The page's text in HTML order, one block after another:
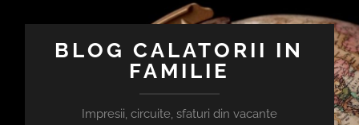
BLOG CALATORII IN
FAMILIE
Impresii, circuite, sfaturi din vacante